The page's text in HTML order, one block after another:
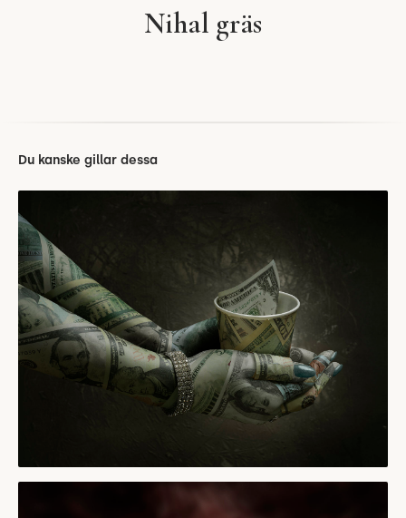
Nihal gräs
Du kanske gillar dessa